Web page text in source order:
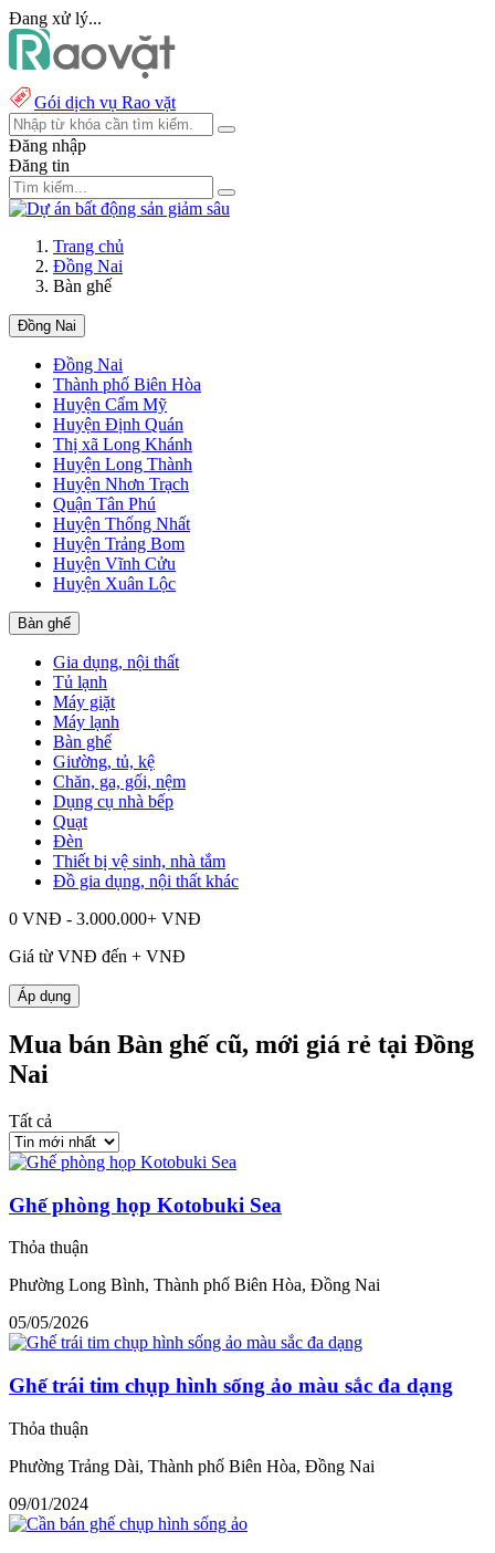
Đang xử lý...
Gói dịch vụ Rao vặt
Đăng nhập
Đăng tin
Trang chủ
Đồng Nai
Bàn ghế
Đồng Nai
Đồng Nai
Thành phố Biên Hòa
Huyện Cẩm Mỹ
Huyện Định Quán
Thị xã Long Khánh
Huyện Long Thành
Huyện Nhơn Trạch
Quận Tân Phú
Huyện Thống Nhất
Huyện Trảng Bom
Huyện Vĩnh Cửu
Huyện Xuân Lộc
Bàn ghế
Gia dụng, nội thất
Tủ lạnh
Máy giặt
Máy lạnh
Bàn ghế
Giường, tủ, kệ
Chăn, ga, gối, nệm
Dụng cụ nhà bếp
Quạt
Đèn
Thiết bị vệ sinh, nhà tắm
Đồ gia dụng, nội thất khác
0 VNĐ - 3.000.000+ VNĐ
Giá từ VNĐ đến + VNĐ
Áp dụng
Mua bán Bàn ghế cũ, mới giá rẻ tại Đồng
Nai
Tất cả
Ghế phòng họp Kotobuki Sea
Thỏa thuận
Phường Long Bình, Thành phố Biên Hòa, Đồng Nai
05/05/2026
Ghế trái tim chụp hình sống ảo màu sắc đa dạng
Thỏa thuận
Phường Trảng Dài, Thành phố Biên Hòa, Đồng Nai
09/01/2024